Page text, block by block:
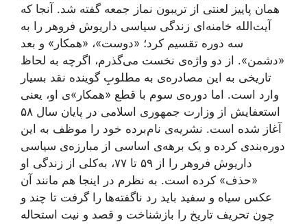
همان پاییز لعنتی از تریبون نماز جمعه گفته شد. آنجا که
آیت‌الله خامنه‌ای زندگی سیاسی داریوش فروهر را به
سه دوره تقسیم کرد؛ «دوست»، «همکار» و بعد
«دشمن». از دو واژه‌ی نخست می‌گذرم، اگرچه به لحاظ
تاریخی به این مصادره‌ی به مطلوبِ گوینده نقد بسیار
وارد است. اما دوره‌ی سوم با قطع «همکار»ی او، یعنی
استعفایش از وزارت جمهوری اسلامی در پایان سال ۵۸
آغاز شده است. نشریه‌ی نام‌برده خود را موظف به این
دوره‌بندی کرده و یک برهه‌ی اساسی از مبارزه‌ی سیاسی
داریوش فروهر را از ۵۹ تا ۷۷، به‌کلی از زندگی او
«حذف» کرده است. به نظرم در اینجا هم مانند آن
عکس سیاه و سفید باید رد ناگفته‌ها را گرفت تا چند و
چون تحریف تاریخ را بازشناخت و قصد و نیت استحاله